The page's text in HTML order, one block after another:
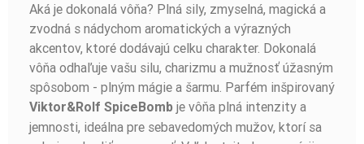
Aká je dokonalá vôňa? Plná sily, zmyselná, magická a
zvodná s nádychom aromatických a výrazných
akcentov, ktoré dodávajú celku charakter. Dokonalá
vôňa odhaľuje vašu silu, charizmu a mužnosť úžasným
spôsobom - plným mágie a šarmu. Parfém inšpirovaný
Viktor&Rolf SpiceBomb je vôňa plná intenzity a
jemnosti, ideálna pre sebavedomých mužov, ktorí sa